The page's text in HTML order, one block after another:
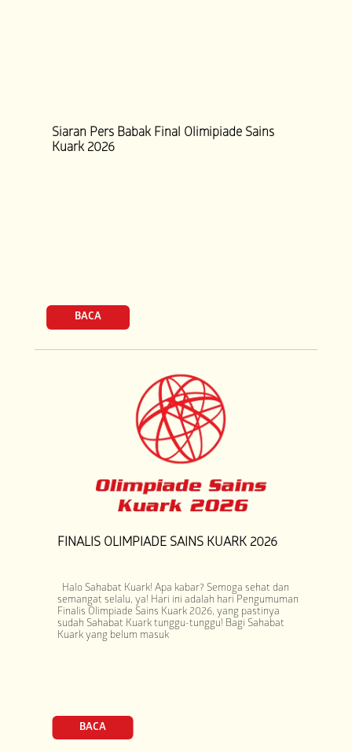
Siaran Pers Babak Final Olimipiade Sains
Kuark 2026
FINALIS OLIMPIADE SAINS KUARK 2026
Halo Sahabat Kuark! Apa kabar? Semoga sehat dan
semangat selalu, ya! Hari ini adalah hari Pengumuman
Finalis Olimpiade Sains Kuark 2026, yang pastinya
sudah Sahabat Kuark tunggu-tunggu! Bagi Sahabat
Kuark yang belum masuk